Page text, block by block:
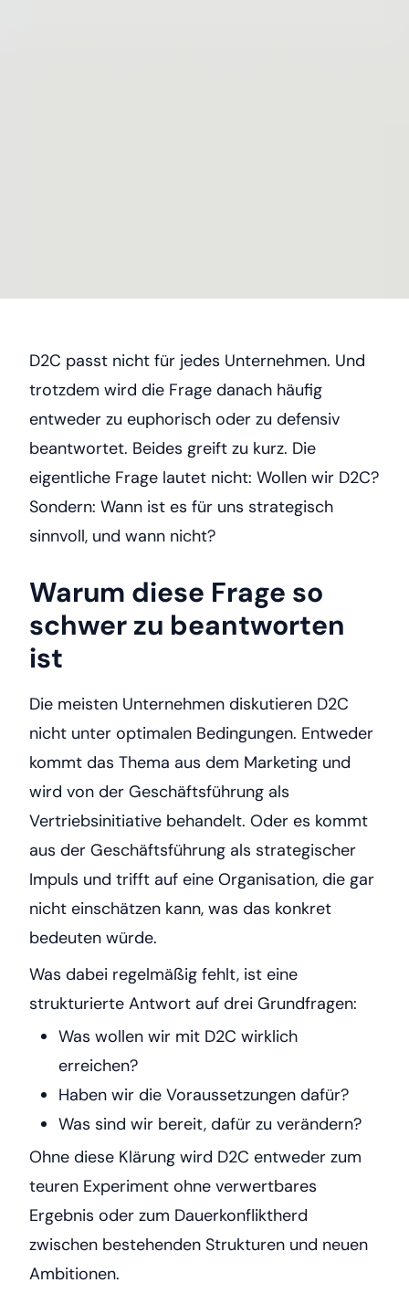
D2C passt nicht für jedes Unternehmen. Und
trotzdem wird die Frage danach häufig
entweder zu euphorisch oder zu defensiv
beantwortet. Beides greift zu kurz. Die
eigentliche Frage lautet nicht: Wollen wir D2C?
Sondern: Wann ist es für uns strategisch
sinnvoll, und wann nicht?
Warum diese Frage so
schwer zu beantworten
ist
Die meisten Unternehmen diskutieren D2C
nicht unter optimalen Bedingungen. Entweder
kommt das Thema aus dem Marketing und
wird von der Geschäftsführung als
Vertriebsinitiative behandelt. Oder es kommt
aus der Geschäftsführung als strategischer
Impuls und trifft auf eine Organisation, die gar
nicht einschätzen kann, was das konkret
bedeuten würde.
Was dabei regelmäßig fehlt, ist eine
strukturierte Antwort auf drei Grundfragen:
Was wollen wir mit D2C wirklich
erreichen?
Haben wir die Voraussetzungen dafür?
Was sind wir bereit, dafür zu verändern?
Ohne diese Klärung wird D2C entweder zum
teuren Experiment ohne verwertbares
Ergebnis oder zum Dauerkonfliktherd
zwischen bestehenden Strukturen und neuen
Ambitionen.